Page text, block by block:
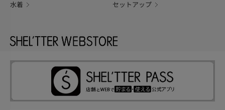
水着 セットアップ